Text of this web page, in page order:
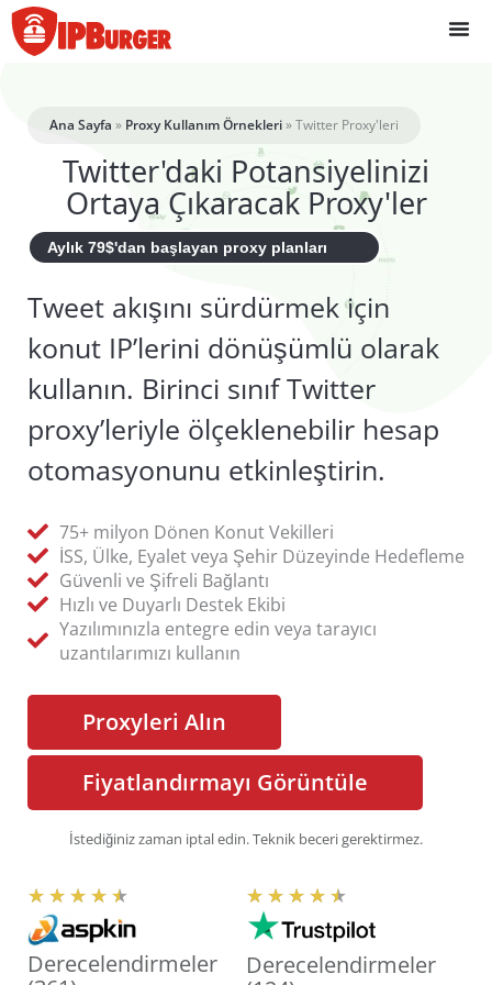
İçeriğe
geç
Ana Sayfa » Proxy Kullanım Örnekleri»Twitter Proxy'leri
Twitter'daki Potansiyelinizi
Ortaya Çıkaracak Proxy'ler
Aylık 79$'dan başlayan proxy planları
Tweet akışını sürdürmek için
konut IP’lerini dönüşümlü olarak
kullanın. Birinci sınıf Twitter
proxy’leriyle ölçeklenebilir hesap
otomasyonunu etkinleştirin.
75+ milyon Dönen Konut Vekilleri
İSS, Ülke, Eyalet veya Şehir Düzeyinde Hedefleme
Güvenli ve Şifreli Bağlantı
Hızlı ve Duyarlı Destek Ekibi
Yazılımınızla entegre edin veya tarayıcı
uzantılarımızı kullanın
Proxyleri Alın
Fiyatlandırmayı Görüntüle
İstediğiniz zaman iptal edin. Teknik beceri gerektirmez.
★ ★ ★ ★ ★
ü
z
e
Derecelendirmeler
★ ★ ★ ★ ★
ü
z
e
Derecelendirmeler